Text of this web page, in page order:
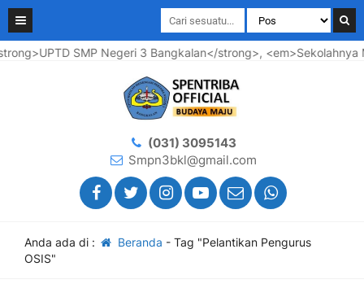
SMP Negeri 3 Bangkalan</strong>, <em>Sekolahnya
(031) 3095143
Smpn3bkl@gmail.com
Anda ada di : Beranda - Tag "Pelantikan Pengurus
OSIS"